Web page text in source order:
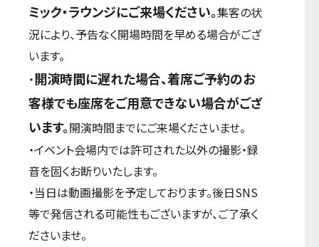
ミック・ラウンジにご来場ください。集客の状
況により、予告なく開場時間を早める場合がござ
います。
・開演時間に遅れた場合、着席ご予約のお
客様でも座席をご用意できない場合がござ
います。開演時間までにご来場くださいませ。
・イベント会場内では許可された以外の撮影・録
音を固くお断りいたします。
・当日は動画撮影を予定しております。後日SNS
等で発信される可能性もございますが、ご了承く
ださいませ。